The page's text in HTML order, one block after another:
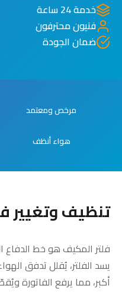
خدمة 24 ساعة
فنيون محترفون
ضمان الجودة
مرخص ومعتمد
هواء أنظف
تنظيف وتغيير
فلتر المكيف هو خط الدفاع
يسد الفلتر، يُقلل تدفق
أكبر، مما يرفع الفاتورة